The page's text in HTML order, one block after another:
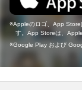
Appleのロゴ、App Store
す。App Storeは、
Google Play および